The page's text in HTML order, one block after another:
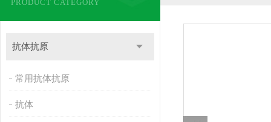
PRODUCT CATEGORY
抗体抗原
常用抗体抗原
抗体